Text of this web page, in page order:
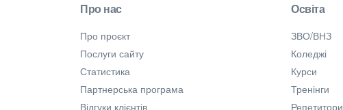
Про нас
Про проєкт
Послуги сайту
Статистика
Партнерська програма
Відгуки клієнтів
Освіта
ЗВО/ВНЗ
Коледжі
Курси
Тренінги
Репетитори